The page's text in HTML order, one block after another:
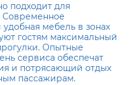
подходит для
Современное
мебель в зонах
гостям максимальный
Опытные
сервиса обеспечат
и потрясающий отдых
пассажирам.